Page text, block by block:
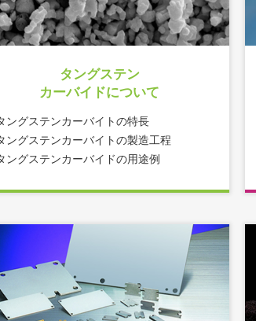
タングステン
カーバイドについて
ングステンカーバイトの特長
ングステンカーバイトの製造工程
ングステンカーバイドの用途例